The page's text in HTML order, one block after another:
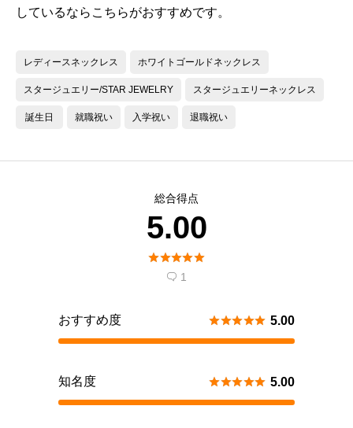
しているならこちらがおすすめです。
レディースネックレス ホワイトゴールドネックレス
スタージュエリー/STAR JEWELRY スタージュエリーネックレス
誕生日 就職祝い 入学祝い 退職祝い
総合得点
5.00

 1
おすすめ度  5.00
知名度  5.00